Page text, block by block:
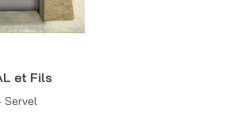
et Fils
Servel